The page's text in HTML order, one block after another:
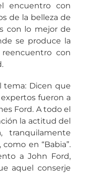
encuentro con
de la belleza de
con lo mejor de
se produce la
con
tema: Dicen que
fueron a
Ford. A todo el
la actitud del
tranquilamente
en “Babia”.
a John Ford,
aquel conserje